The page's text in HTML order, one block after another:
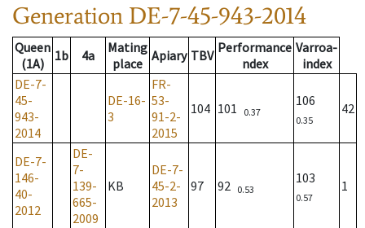
Generation DE-7-45-943-2014
Queen
(1A)
1b 4a
Mating
place Apiary TBV Performance
ndex
Varroa-
index
DE-7-
45-
943-
2014
DE-16-
3
FR-
53-
91-2-
2015
104 101 0.37
106
0.35
42
DE-7-
146-
40-
2012
DE-
7-
139-
665-
2009
KB
DE-7-
45-2-
2013
97 92 0.53
103
0.57
1